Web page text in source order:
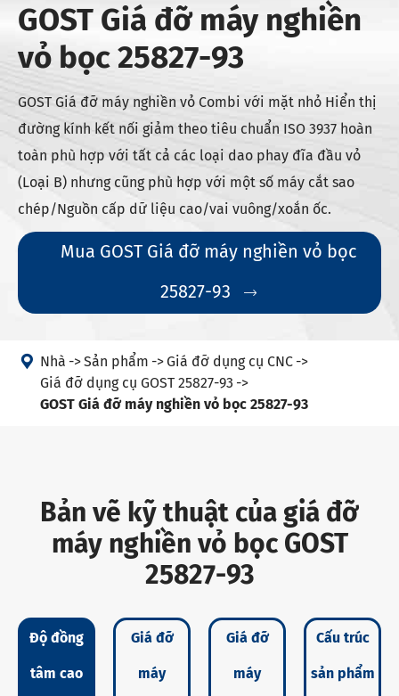
GOST Giá đỡ máy nghiền
vỏ bọc 25827-93
GOST Giá đỡ máy nghiền vỏ Combi với mặt nhỏ Hiển thị
đường kính kết nối giảm theo tiêu chuẩn ISO 3937 hoàn
toàn phù hợp với tất cả các loại dao phay đĩa đầu vỏ
(Loại B) nhưng cũng phù hợp với một số máy cắt sao
chép/Nguồn cấp dữ liệu cao/vai vuông/xoắn ốc.
Mua GOST Giá đỡ máy nghiền vỏ bọc
25827-93

 Nhà Sản phẩm
Giá đỡ dụng cụ CNC
Giá đỡ dụng cụ GOST 25827-93
GOST Giá đỡ máy nghiền vỏ bọc 25827-93
Bản vẽ kỹ thuật của giá đỡ
máy nghiền vỏ bọc GOST
25827-93
Độ đồng
tâm cao
Giá đỡ
máy
Giá đỡ
máy
Cấu trúc
sản phẩm